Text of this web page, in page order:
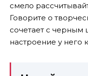
смело
Говорите о
сочетает с черным
настроение у него